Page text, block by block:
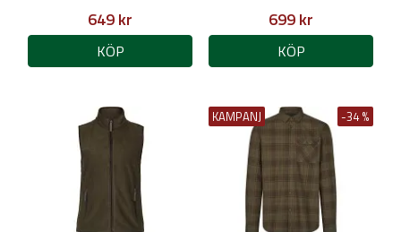
Herr
649 kr
KÖP
699 kr
KÖP
KAMPANJ -34 %